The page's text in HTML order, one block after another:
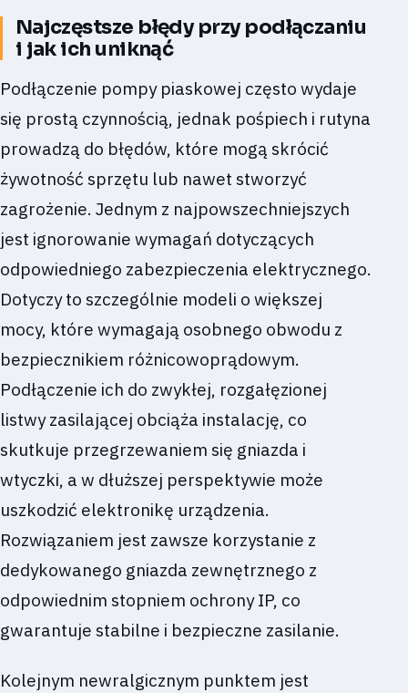
Najczęstsze błędy przy podłączaniu
i jak ich uniknąć
Podłączenie pompy piaskowej często wydaje
się prostą czynnością, jednak pośpiech i rutyna
prowadzą do błędów, które mogą skrócić
żywotność sprzętu lub nawet stworzyć
zagrożenie. Jednym z najpowszechniejszych
jest ignorowanie wymagań dotyczących
odpowiedniego zabezpieczenia elektrycznego.
Dotyczy to szczególnie modeli o większej
mocy, które wymagają osobnego obwodu z
bezpiecznikiem różnicowoprądowym.
Podłączenie ich do zwykłej, rozgałęzionej
listwy zasilającej obciąża instalację, co
skutkuje przegrzewaniem się gniazda i
wtyczki, a w dłuższej perspektywie może
uszkodzić elektronikę urządzenia.
Rozwiązaniem jest zawsze korzystanie z
dedykowanego gniazda zewnętrznego z
odpowiednim stopniem ochrony IP, co
gwarantuje stabilne i bezpieczne zasilanie.
Kolejnym newralgicznym punktem jest